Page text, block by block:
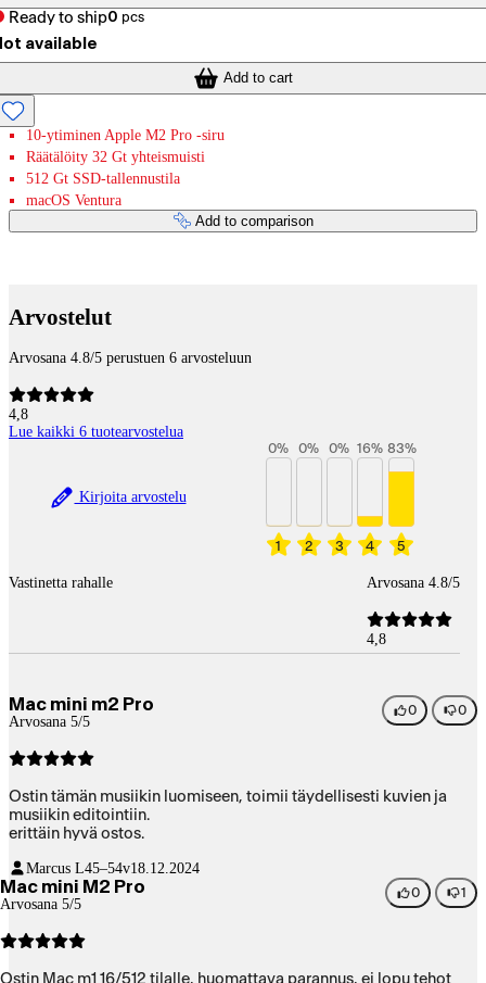
Ready to ship0 pcs
available
Add to cart
10-ytiminen Apple M2 Pro -siru
Räätälöity 32 Gt yhteismuisti
512 Gt SSD-tallennustila
macOS Ventura
Add to comparison
Arvostelut
Arvosana 4.8/5 perustuen 6 arvosteluun
4,8
Lue kaikki 6 tuotearvostelua
Kirjoita arvostelu
1
0%
2
0%
3
0%
4
16%
5
83%
Vastinetta rahalle Arvosana 4.8/5
4,8
Mac mini m2 Pro
Arvosana 5/5
0 0
Ostin tämän musiikin luomiseen, toimii täydellisesti kuvien ja
musiikin editointiin.
erittäin hyvä ostos.
Marcus L45–54v18.12.2024
Mac mini M2 Pro
Arvosana 5/5
0 1
Ostin Mac m1 16/512 tilalle, huomattava parannus, ei lopu tehot